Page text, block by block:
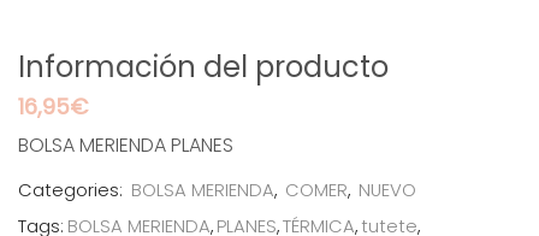
Información del producto
16,95€
BOLSA MERIENDA PLANES
Categories: BOLSA MERIENDA, COMER, NUEVO
Tags: BOLSA MERIENDA,PLANES,TÉRMICA,tutete,